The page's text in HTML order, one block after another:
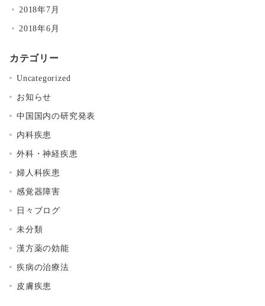
2018年7月
2018年6月
カテゴリー
Uncategorized
お知らせ
中国国内の研究発表
内科疾患
外科・神経疾患
婦人科疾患
感覚器障害
日々ブログ
未分類
漢方薬の効能
疾病の治療法
皮膚疾患